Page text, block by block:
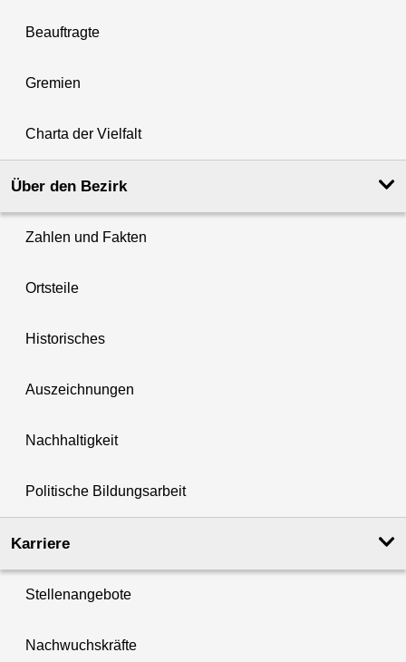
Beauftragte
Gremien
Charta der Vielfalt
Über den Bezirk
Zahlen und Fakten
Ortsteile
Historisches
Auszeichnungen
Nachhaltigkeit
Politische Bildungsarbeit
Karriere
Stellenangebote
Nachwuchskräfte